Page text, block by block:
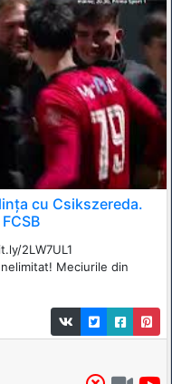
cu Csikszereda.
2LW7UL1
Meciurile din